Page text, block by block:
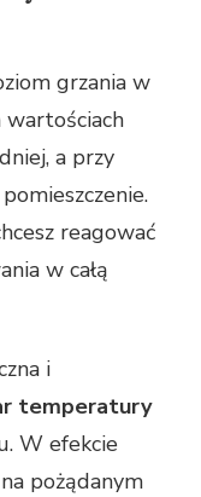
grzania w
wartościach
a przy
reagować
w całą
i
temperatury
W efekcie
pożądanym